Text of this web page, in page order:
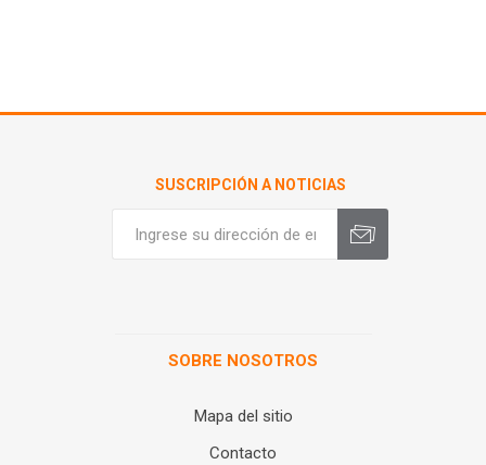
SUSCRIPCIÓN A NOTICIAS
SOBRE NOSOTROS
Mapa del sitio
Contacto